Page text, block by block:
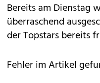
Bereits am Dienstag
überraschend
der Topstars bereits
Fehler im Artikel